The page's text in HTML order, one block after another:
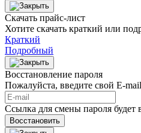
Скачать прайс-лист
Хотите скачать краткий или
Краткий
Подробный
Восстановление пароля
Пожалуйста, введите свой E‑mail
Ссылка для смены пароля будет
Восстановить